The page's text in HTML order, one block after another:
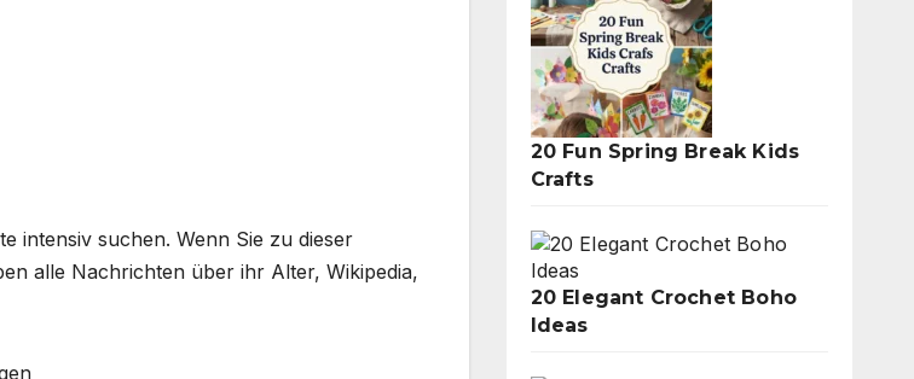
intensiv suchen. Wenn Sie zu dieser
alle Nachrichten über ihr Alter, Wikipedia,
20 Fun Spring Break Kids
Crafts
20 Elegant Crochet Boho
Ideas